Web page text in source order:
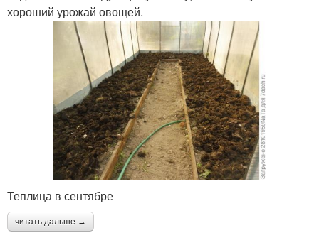
хороший урожай овощей.
Теплица в сентябре
читать дальше →